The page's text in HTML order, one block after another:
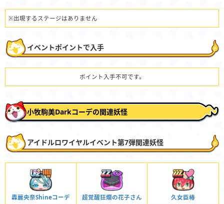
※出現するステージはありません
イベントポイントで入手
ポイント入手不可です。
小牧駒美Darkコーデの関連妖怪
アイドルロワイヤルイベント第7弾関連妖怪
轟麗央奈Shineコーデ 超覚醒狂爛の花子さん 久女臣椿